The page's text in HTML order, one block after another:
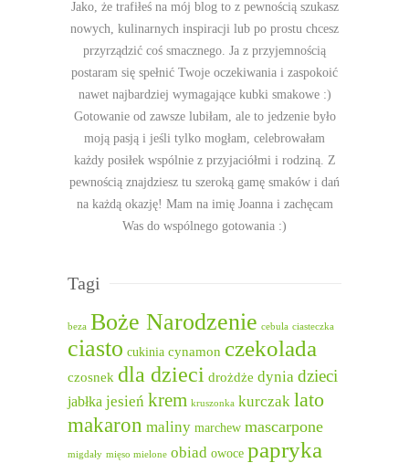
Jako, że trafiłeś na mój blog to z pewnością szukasz
nowych, kulinarnych inspiracji lub po prostu chcesz
przyrządzić coś smacznego. Ja z przyjemnością
postaram się spełnić Twoje oczekiwania i zaspokoić
nawet najbardziej wymagające kubki smakowe :)
Gotowanie od zawsze lubiłam, ale to jedzenie było
moją pasją i jeśli tylko mogłam, celebrowałam
każdy posiłek wspólnie z przyjaciółmi i rodziną. Z
pewnością znajdziesz tu szeroką gamę smaków i dań
na każdą okazję! Mam na imię Joanna i zachęcam
Was do wspólnego gotowania :)
Tagi
beza Boże Narodzenie cebula ciasteczka
ciasto cukinia cynamon czekolada
czosnek dla dzieci drożdże dynia dzieci
jabłka jesień krem kruszonka kurczak lato
makaron maliny marchew mascarpone
migdały mięso mielone obiad owoce papryka